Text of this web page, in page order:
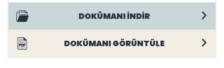
DOKÜMANI İNDİR
DOKÜMANI GÖRÜNTÜLE